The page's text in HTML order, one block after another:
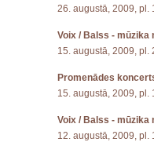
26. augustā, 2009, pl.
Voix / Balss - mūzika
15. augustā, 2009, pl.
Promenādes
15. augustā, 2009, pl.
Voix / Balss - mūzika
12. augustā, 2009, pl.